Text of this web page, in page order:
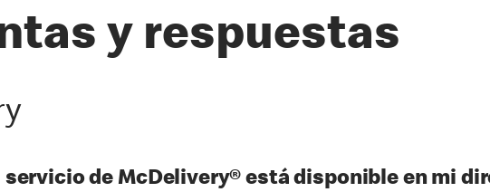
y respuestas
servicio de McDelivery® está disponible en mi